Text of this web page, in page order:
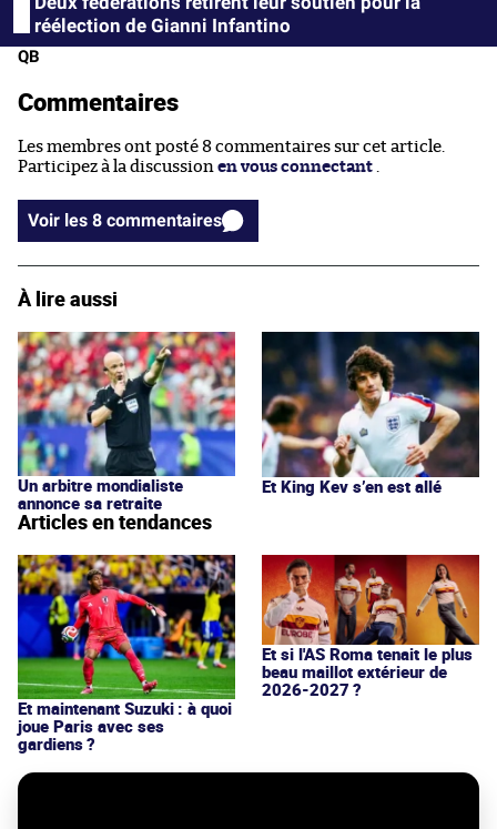
réélection de Gianni Infantino
QB
Commentaires
Les membres ont posté 8 commentaires sur cet article.
Participez à la discussion en vous connectant
Voir les 8 commentaires
À lire aussi
Un arbitre mondialiste
annonce sa retraite
Et King Kev s’en est allé
Articles en tendances
Et maintenant Suzuki : à quoi
joue Paris avec ses
gardiens ?
Et si l'AS Roma tenait le plus
beau maillot extérieur de
2026-2027 ?